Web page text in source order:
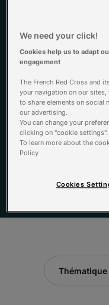
Lire le dossier
Item 1 of 3
Thématique
We need your click!
Cookies help us to adapt
engagement
The French Red Cross and
your navigation on our
to share elements on social
our advertising.
You can change your
clicking on "cookie settings".
To learn more about the
Policy
Cookies